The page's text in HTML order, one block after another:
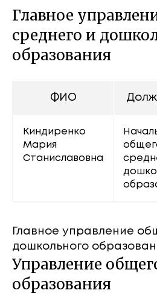
Главное
среднего и
образования
ФИО
Киндиренко
Мария
Станиславовна
Главное управление
дошкольного
Управление
образования